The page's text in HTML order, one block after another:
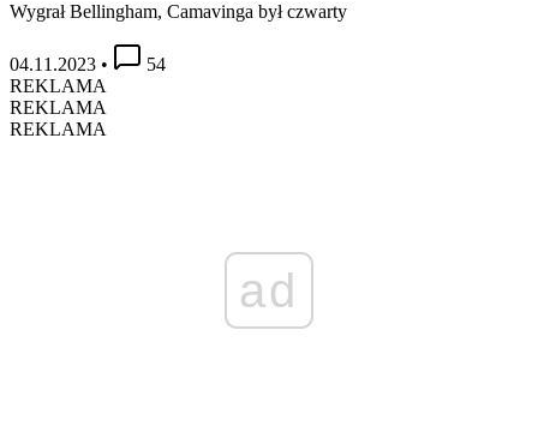
Wygrał Bellingham, Camavinga był czwarty
04.11.2023 •
54
REKLAMA
REKLAMA
REKLAMA
ad